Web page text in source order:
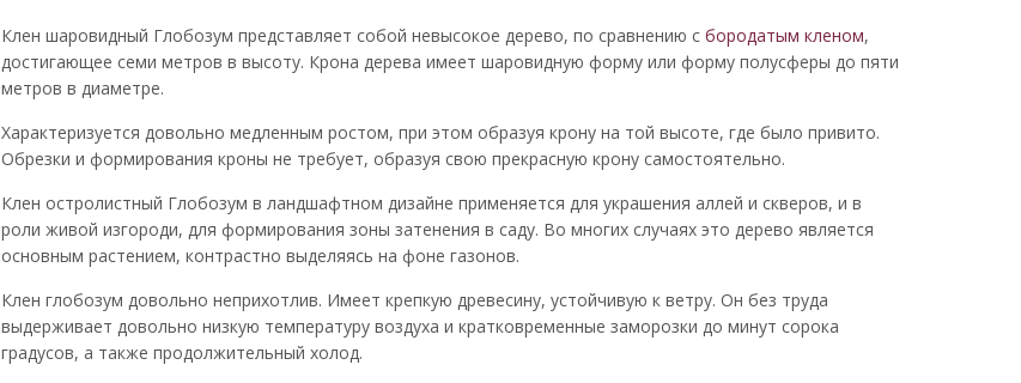
Клен шаровидный Глобозум представляет собой невысокое дерево, по сравнению с бородатым кленом,
достигающее семи метров в высоту. Крона дерева имеет шаровидную форму или форму полусферы до пяти
метров в диаметре.
Характеризуется довольно медленным ростом, при этом образуя крону на той высоте, где было привито.
Обрезки и формирования кроны не требует, образуя свою прекрасную крону самостоятельно.
Клен остролистный Глобозум в ландшафтном дизайне применяется для украшения аллей и скверов, и в
роли живой изгороди, для формирования зоны затенения в саду. Во многих случаях это дерево является
основным растением, контрастно выделяясь на фоне газонов.
Клен глобозум довольно неприхотлив. Имеет крепкую древесину, устойчивую к ветру. Он без труда
выдерживает довольно низкую температуру воздуха и кратковременные заморозки до минут сорока
градусов, а также продолжительный холод.